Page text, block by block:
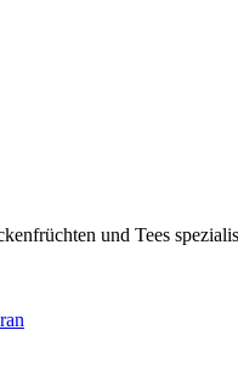
und Tees